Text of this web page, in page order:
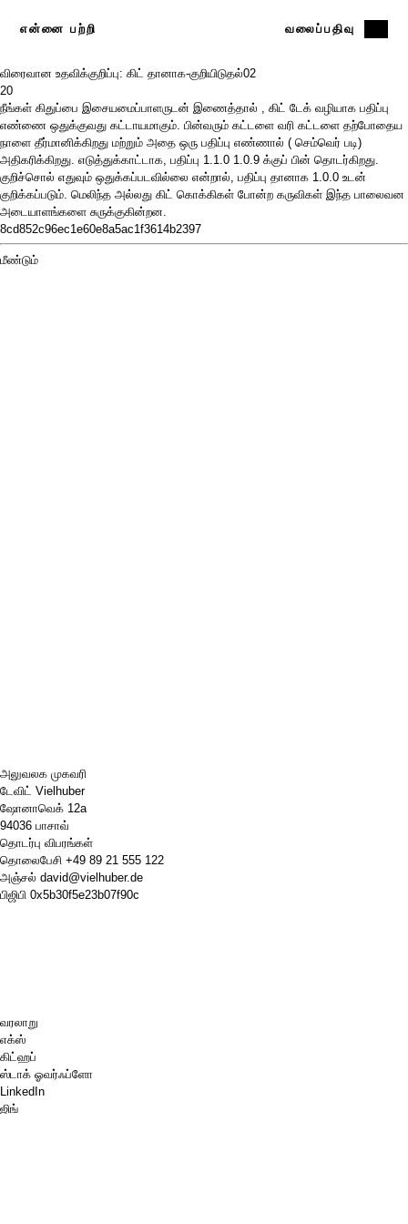
என்னை பற்றி வலைப்பதிவு
விரைவான உதவிக்குறிப்பு: கிட் தானாக-குறியிடுதல்02
20
நீங்கள் கிதுப்பை இசையமைப்பாளருடன் இணைத்தால் கிட் டேக் வழியாக பதிப்பு
எண்ணை ஒதுக்குவது கட்டாயமாகும். பின்வரும் கட்டளை வரி கட்டளை தற்போதைய
நாளை தீர்மானிக்கிறது மற்றும் அதை ஒரு பதிப்பு எண்ணால் ( செம்வெர் படி)
அதிகரிக்கிறது. எடுத்துக்காட்டாக, பதிப்பு 1.1.0 1.0.9 க்குப் பின் தொடர்கிறது.
குறிச்சொல் எதுவும் ஒதுக்கப்படவில்லை என்றால், பதிப்பு தானாக 1.0.0 உடன்
குறிக்கப்படும். மெலிந்த அல்லது கிட் கொக்கிகள் போன்ற கருவிகள் இந்த பாலைவன
அடையாளங்களை சுருக்குகின்றன.
8cd852c96ec1e60e8a5ac1f3614b2397
மீண்டும்
அலுவலக முகவரி
டேவிட் Vielhuber
ஷோனாவெக் 12a
94036 பாசாவ்
தொடர்பு விபரங்கள்
தொலைபேசி +49 89 21 555 122
அஞ்சல் david@vielhuber.de
பிஜிபி 0x5b30f5e23b07f90c
வரலாறு
எக்ஸ்
கிட்ஹப்
ஸ்டாக் ஓவர்ஃப்ளோ
LinkedIn
ஜிங்